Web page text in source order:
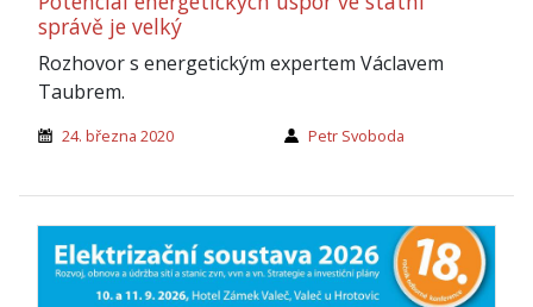
správě je velký
Rozhovor s energetickým expertem Václavem
Taubrem.
24. března 2020 Petr Svoboda